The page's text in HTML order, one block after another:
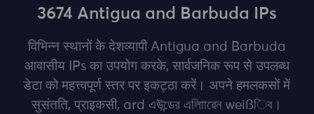
3674 Antigua and Barbuda IPs
विभिन्न स्थानों के देशव्यापी Antigua and Barbuda
आवासीय IPs का उपयोग करके, सार्वजनिक रूप से उपलब्ध
डेटा को महत्त्वपूर्ण स्‍तर पर इकट्‍ठा करें। अपने हमलकसों में
सुसंतति, प्राइकसी, ard এউন্ডের এলািাৱেন weißিব।